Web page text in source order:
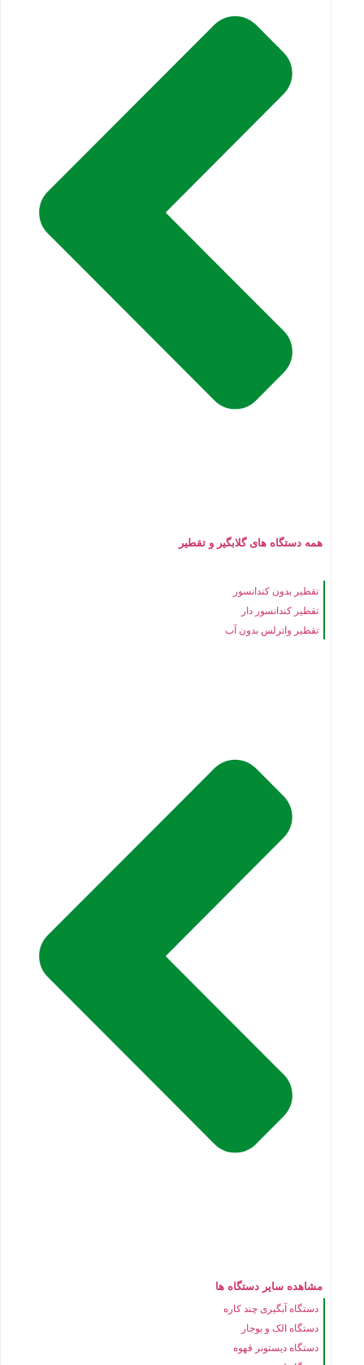
همه دستگاه های گلابگیر و تقطیر
تقطیر بدون کندانسور
تقطیر کندانسور دار
تقطیر واترلس بدون آب
مشاهده سایر دستگاه ها
دستگاه آبگیری چند کاره
دستگاه الک و بوجار
دستگاه دیستونر قهوه